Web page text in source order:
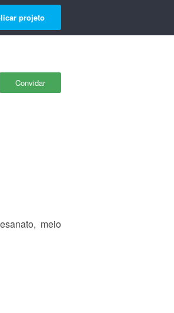
projeto
Convidar
meio